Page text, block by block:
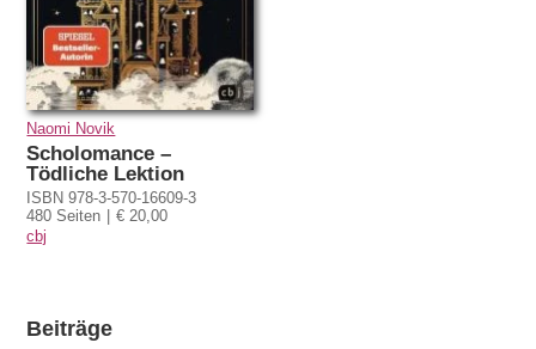
Naomi Novik
Scholomance –
Tödliche Lektion
ISBN 978-3-570-16609-3
480 Seiten
€ 20,00
cbj
Beiträge